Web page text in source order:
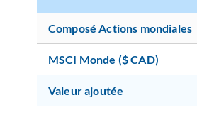
Composé Actions mondiales
MSCI Monde ($ CAD)
Valeur ajoutée